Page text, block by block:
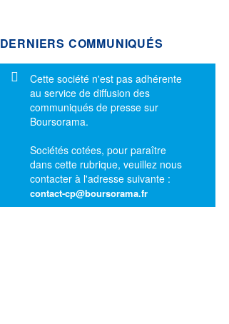
DERNIERS COMMUNIQUÉS
Message d'information
Cette société n'est pas adhérente
au service de diffusion des
communiqués de presse sur
Boursorama.
Sociétés cotées, pour paraître
dans cette rubrique, veuillez nous
contacter à l'adresse suivante :
contact-cp@boursorama.fr